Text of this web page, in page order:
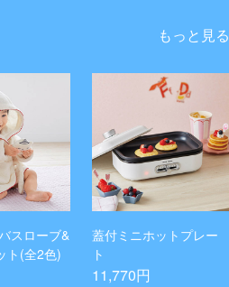
もっと見る
スローブ&
ト(全2色)
蓋付ミニホットプレー
ト
11,770円